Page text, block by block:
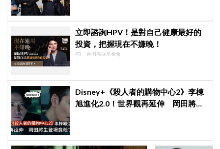
立即諮詢HPV！是對自己健康最好的
投資，把握現在不嫌晚！
PR・台灣癌症基金會
Disney+《殺人者的購物中心2》李棟
旭進化2.0！世界觀再延伸 岡田將生